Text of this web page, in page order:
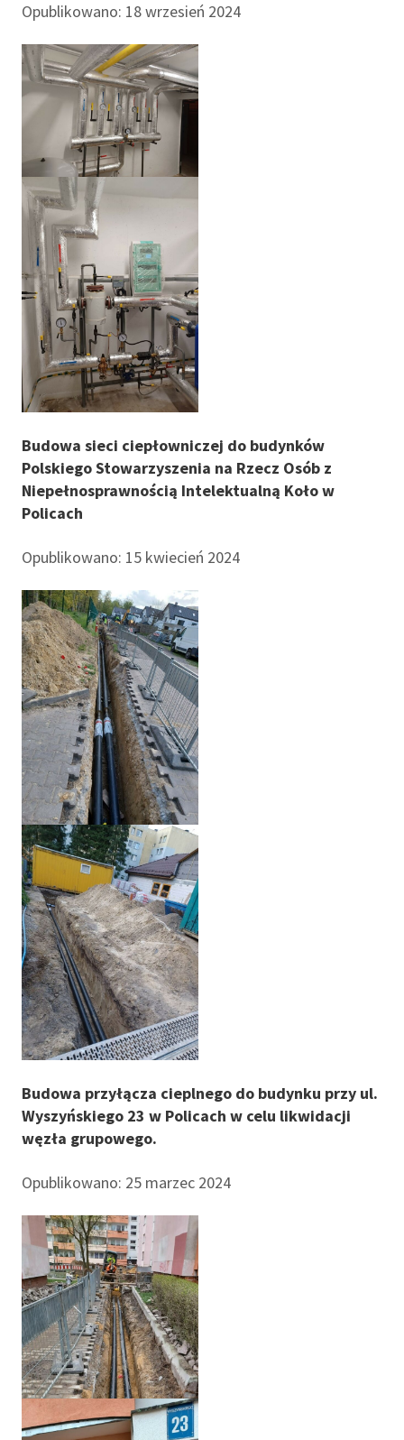
Opublikowano: 18 wrzesień 2024
Budowa sieci ciepłowniczej do budynków
Polskiego Stowarzyszenia na Rzecz Osób z
Niepełnosprawnością Intelektualną Koło w
Policach
Opublikowano: 15 kwiecień 2024
Budowa przyłącza cieplnego do budynku przy ul.
Wyszyńskiego 23 w Policach w celu likwidacji
węzła grupowego.
Opublikowano: 25 marzec 2024